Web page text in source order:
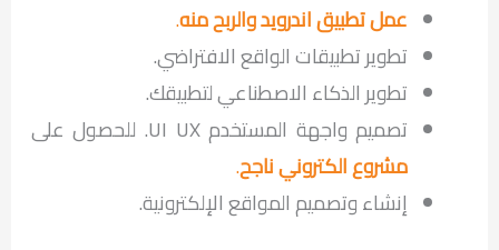
عمل تطبيق اندرويد والربح منه.
تطوير تطبيقات الواقع الافتراضي.
تطوير الذكاء الاصطناعي لتطبيقك.
تصميم واجهة المستخدم UI UX. للحصول على
مشروع الكتروني ناجح.
إنشاء وتصميم المواقع الإلكترونية.